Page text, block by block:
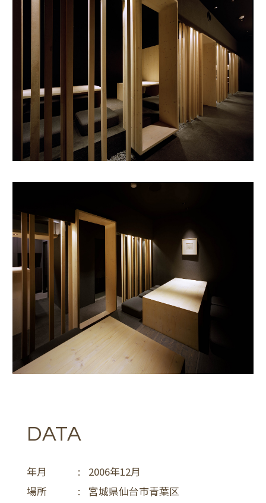
DATA
年月 :
2006年12月
場所
:
宮城県仙台市青葉区